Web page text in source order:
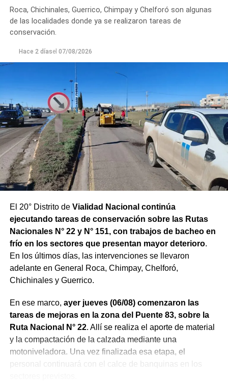
Roca, Chichinales, Guerrico, Chimpay y Chelforó son algunas
de las localidades donde ya se realizaron tareas de
conservación.
Hace 2 díasel 07/08/2026
El 20° Distrito de Vialidad Nacional continúa
ejecutando tareas de conservación sobre las Rutas
Nacionales N° 22 y N° 151, con trabajos de bacheo en
frío en los sectores que presentan mayor deterioro.
En los últimos días, las intervenciones se llevaron
adelante en General Roca, Chimpay, Chelforó,
Chichinales y Guerrico.
En ese marco, ayer jueves (06/08) comenzaron las
tareas de mejoras en la zona del Puente 83, sobre la
Ruta Nacional N° 22. Allí se realiza el aporte de material
y la compactación de la calzada mediante una
motoniveladora. Una vez finalizada esa etapa, el
personal continuará con el calce de banquinas en los